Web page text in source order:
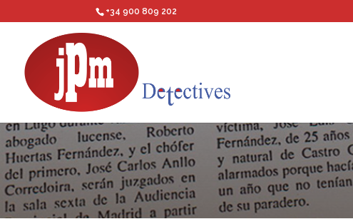
+34 900 809 202